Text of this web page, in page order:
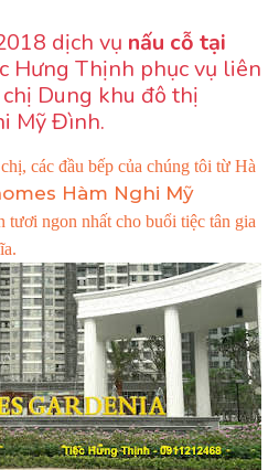
dịch vụ nấu cỗ tại
Hưng Thịnh phục vụ liên
Dung khu đô thị
Mỹ Đình.
các đầu bếp của chúng tôi từ Hà
Hàm Nghi Mỹ
tươi ngon nhất cho buổi tiệc tân gia